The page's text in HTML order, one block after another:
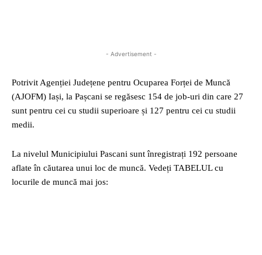
- Advertisement -
Potrivit Agenției Județene pentru Ocuparea Forței de Muncă
(AJOFM) Iași, la Pașcani se regăsesc 154 de job-uri din care 27
sunt pentru cei cu studii superioare și 127 pentru cei cu studii
medii.
La nivelul Municipiului Pascani sunt înregistrați 192 persoane
aflate în căutarea unui loc de muncă. Vedeți TABELUL cu
locurile de muncă mai jos: